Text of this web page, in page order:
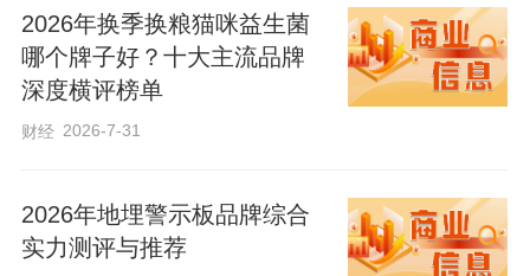
结合客户的年龄、家庭责任、收入水平等
实际情况，量身定制贴合不同年龄段的保
障方案。无论是为青年群体规划创业保
障，为中年家庭设计养老与健康双重保
工作人员都以严谨专业的态度，确保方案
精准匹配客户需求，让每一位前来咨询的
2026年换季换粮猫咪益生菌
哪个牌子好？十大主流品牌
深度横评榜单
财经 2026-7-31
2026年地埋警示板品牌综合
实力测评与推荐